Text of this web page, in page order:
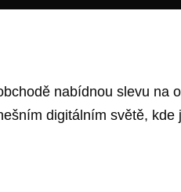
nabídnou slevu na
digitálním světě, kde